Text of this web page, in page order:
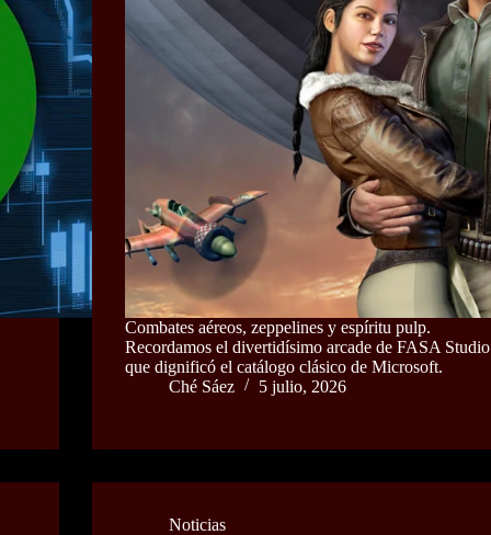
Combates aéreos, zeppelines y espíritu pulp.
Recordamos el divertidísimo arcade de FASA Studio
que dignificó el catálogo clásico de Microsoft.
Ché Sáez
5 julio, 2026
Noticias